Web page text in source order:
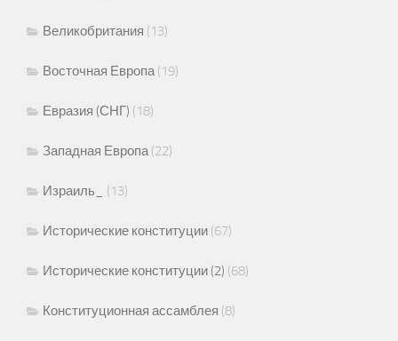
Великобритания (13)
Восточная Европа(19)
Евразия (СНГ) (18)
Западная Европа(22)
Израиль_ (13)
Исторические конституции (67)
Исторические конституции (2) (68)
Конституционная ассамблея (8)